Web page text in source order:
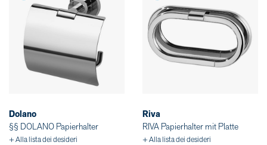
Dolano
§§ DOLANO Papierhalter
+ Alla lista dei desideri
Riva
RIVA Papierhalter mit Platte
+ Alla lista dei desideri